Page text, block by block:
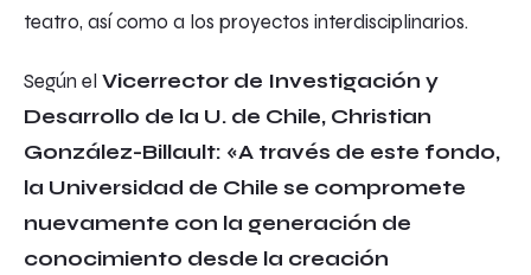
teatro, así como a los proyectos interdisciplinarios.
Según el Vicerrector de Investigación y
Desarrollo de la U. de Chile, Christian
González-Billault: «A través de este fondo,
la Universidad de Chile se compromete
nuevamente con la generación de
conocimiento desde la creación